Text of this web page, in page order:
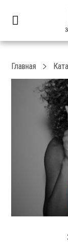
Главная